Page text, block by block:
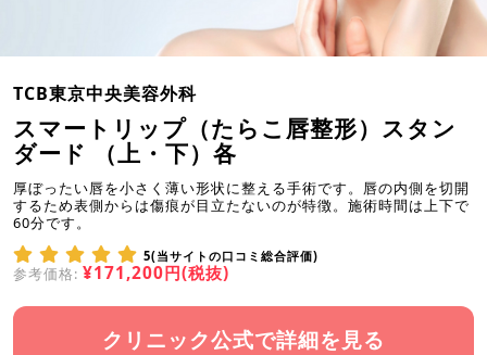
TCB東京中央美容外科
スマートリップ（たらこ唇整形）スタン
ダード （上・下）各
厚ぼったい唇を小さく薄い形状に整える手術です。唇の内側を切開
するため表側からは傷痕が目立たないのが特徴。施術時間は上下で
60分です。
5(当サイトの口コミ総合評価)
参考価格: ¥171,200円(税抜)
クリニック公式で詳細を見る